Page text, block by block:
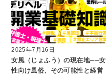
2025年7月16日
女風（じょふう）の現在地──女
性向け風俗、その可能性と経営